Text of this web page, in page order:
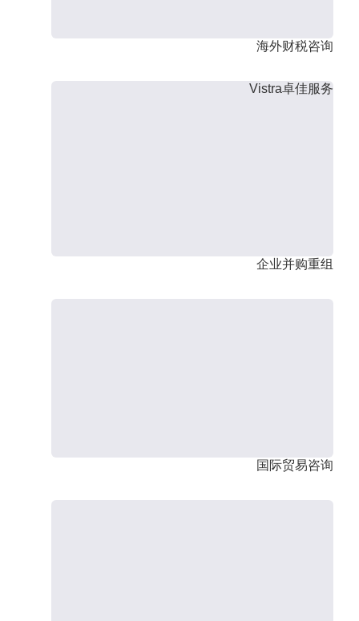
海外财税咨询
Vistra卓佳服务
企业并购重组
国际贸易咨询